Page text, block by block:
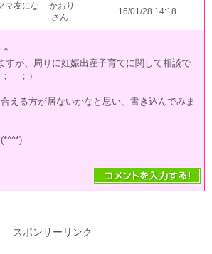
マ友にな
かおり
さん
16/01/28 14:18
すが、周りに妊娠出産子育てに関して相談で
＿；）
える方が居ないかなと思い、書き込んでみま
スポンサーリンク